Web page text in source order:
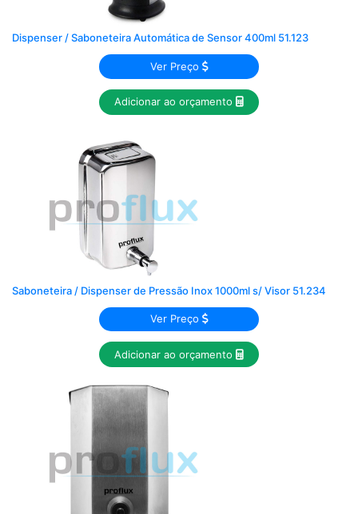
Dispenser / Saboneteira Automática de Sensor 400ml 51.123
Ver Preço
Adicionar ao orçamento
Saboneteira / Dispenser de Pressão Inox 1000ml s/ Visor 51.234
Ver Preço
Adicionar ao orçamento